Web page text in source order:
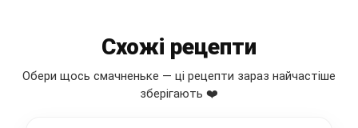
Схожі рецепти
Обери щось смачненьке — ці рецепти зараз найчастіше
зберігають ❤️